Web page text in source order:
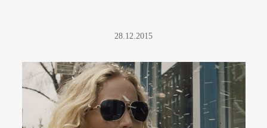
28.12.2015